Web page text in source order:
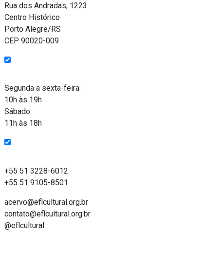
Rua dos Andradas, 1223
Centro Histórico
Porto Alegre/RS
CEP 90020-009
Segunda a sexta-feira:
10h às 19h
Sábado:
11h às 18h
+55 51 3228-6012
+55 51 9105-8501
acervo@eflcultural.org.br
contato@eflcultural.org.br
@eflcultural